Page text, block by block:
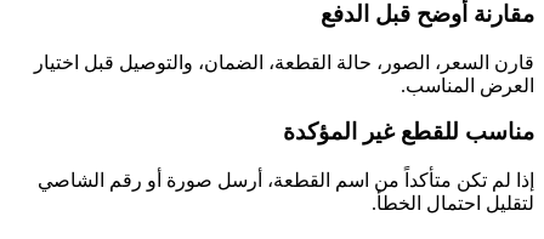
مقارنة أوضح قبل الدفع
قارن السعر، الصور، حالة القطعة، الضمان، والتوصيل قبل اختيار
العرض المناسب.
مناسب للقطع غير المؤكدة
إذا لم تكن متأكداً من اسم القطعة، أرسل صورة أو رقم الشاصي
لتقليل احتمال الخطأ.